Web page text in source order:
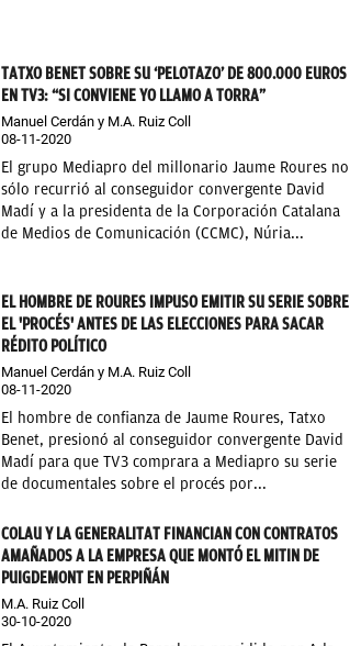
TATXO BENET SOBRE SU ‘PELOTAZO’ DE 800.000 EUROS
EN TV3: “SI CONVIENE YO LLAMO A TORRA”
Manuel Cerdán y M.A. Ruiz Coll
08-11-2020
El grupo Mediapro del millonario Jaume Roures no
sólo recurrió al conseguidor convergente David
Madí y a la presidenta de la Corporación Catalana
de Medios de Comunicación (CCMC), Núria...
EL HOMBRE DE ROURES IMPUSO EMITIR SU SERIE SOBRE
EL 'PROCÉS' ANTES DE LAS ELECCIONES PARA SACAR
RÉDITO POLÍTICO
Manuel Cerdán y M.A. Ruiz Coll
08-11-2020
El hombre de confianza de Jaume Roures, Tatxo
Benet, presionó al conseguidor convergente David
Madí para que TV3 comprara a Mediapro su serie
de documentales sobre el procés por...
COLAU Y LA GENERALITAT FINANCIAN CON CONTRATOS
AMAÑADOS A LA EMPRESA QUE MONTÓ EL MITIN DE
PUIGDEMONT EN PERPIÑÁN
M.A. Ruiz Coll
30-10-2020